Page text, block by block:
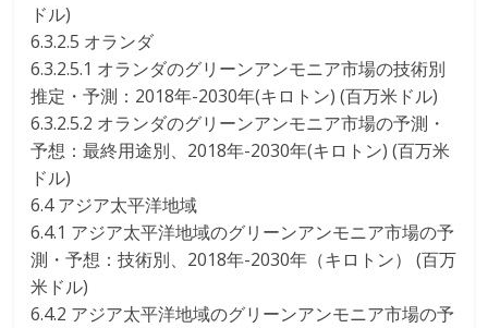
ドル)
6.3.2.5 オランダ
6.3.2.5.1 オランダのグリーンアンモニア市場の技術別
推定・予測：2018年-2030年(キロトン) (百万米ドル)
6.3.2.5.2 オランダのグリーンアンモニア市場の予測・
予想：最終用途別、2018年-2030年(キロトン) (百万米
ドル)
6.4 アジア太平洋地域
6.4.1 アジア太平洋地域のグリーンアンモニア市場の予
測・予想：技術別、2018年-2030年（キロトン） (百万
米ドル)
6.4.2 アジア太平洋地域のグリーンアンモニア市場の予